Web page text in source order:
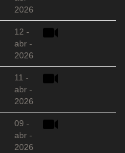
2026
12 -
abr -
2026
11 -
abr -
2026
09 -
abr -
2026